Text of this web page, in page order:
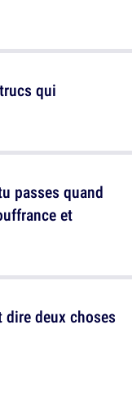
passes quand
et
qui
deux choses